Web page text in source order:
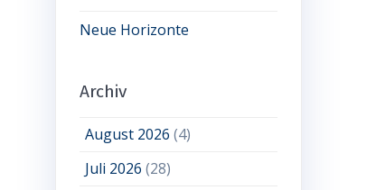
Neue Horizonte
Archiv
August 2026 (4)
Juli 2026 (28)